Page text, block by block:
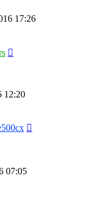
17:26
12:20
07:05